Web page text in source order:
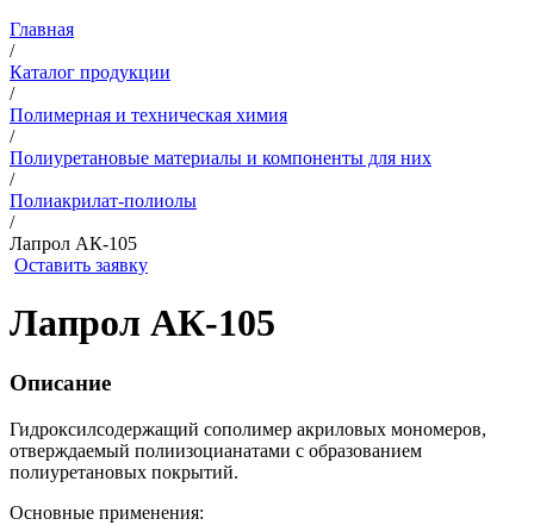
Главная
/
Каталог продукции
/
Полимерная и техническая химия
/
Полиуретановые материалы и компоненты для них
/
Полиакрилат-полиолы
/
Лапрол АК-105
Оставить заявку
Лапрол АК-105
Описание
Гидроксилсодержащий сополимер акриловых мономеров,
отверждаемый полиизоцианатами с образованием
полиуретановых покрытий.
Основные применения: